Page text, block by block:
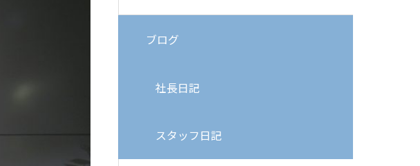
ブログ
社長日記
スタッフ日記